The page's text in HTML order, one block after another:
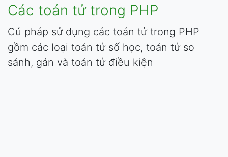
Các toán tử trong PHP
Cú pháp sử dụng các toán tử trong PHP
gồm các loại toán tử số học, toán tử so
sánh, gán và toán tử điều kiện